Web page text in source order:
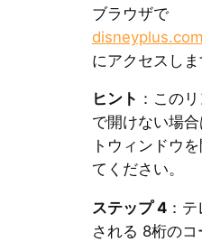
ブラウザで
にアクセスしま
ヒント ：この
で開けない場
トウィンドウ
てください。
ステップ 4：テ
される 8桁のコ